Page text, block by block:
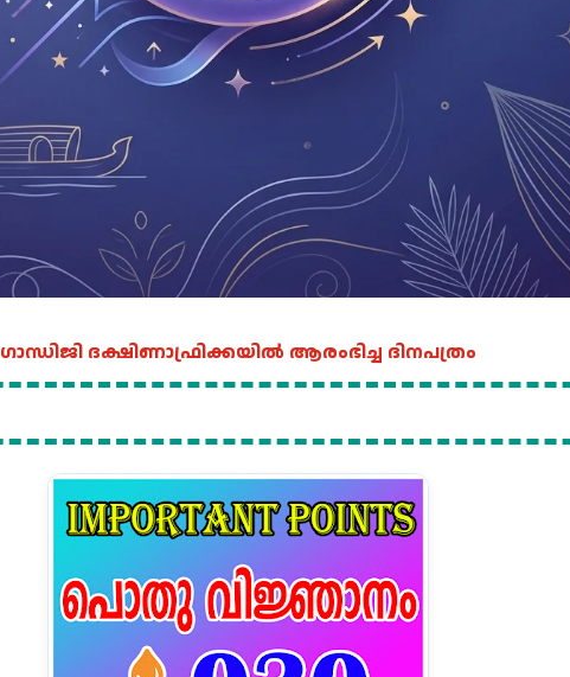
ഗാന്ധിജി ദക്ഷിണാഫ്രിക്കയിൽ ആരംഭിച്ച ദിനപത്രം